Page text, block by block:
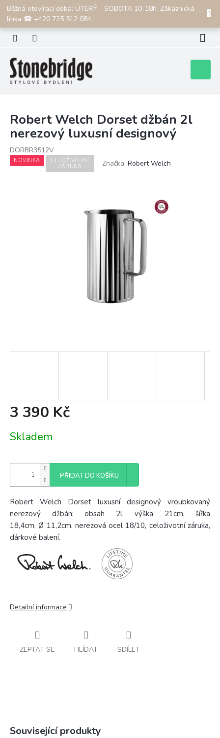
Přejít
obsah
Běžná otevírací doba: ÚTERÝ - SOBOTA 10-18h. Zákaznická
linka ☎ +420 725 512 084.
CZK
košík
Robert Welch Dorset džbán 2l
nerezový luxusní designový
DORBR3512V
NOVINKA
CELOŽIVOTNÍ
ZÁRUKA
Značka:Robert Welch
3 390 Kč
cena:
Skladem
PŘIDAT DO KOŠÍKU
Robert Welch Dorset luxusní designový vroubkovaný
nerezový džbán; obsah 2l, výška 21cm, šířka
18,4cm,Ø 11,2cm, nerezová ocel 18/10, celoživotní záruka,
dárkové balení.
Detailní informace
ZEPTAT SE HLÍDAT SDÍLET
Související produkty